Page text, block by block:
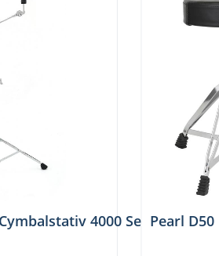
4000 SeriesPearl